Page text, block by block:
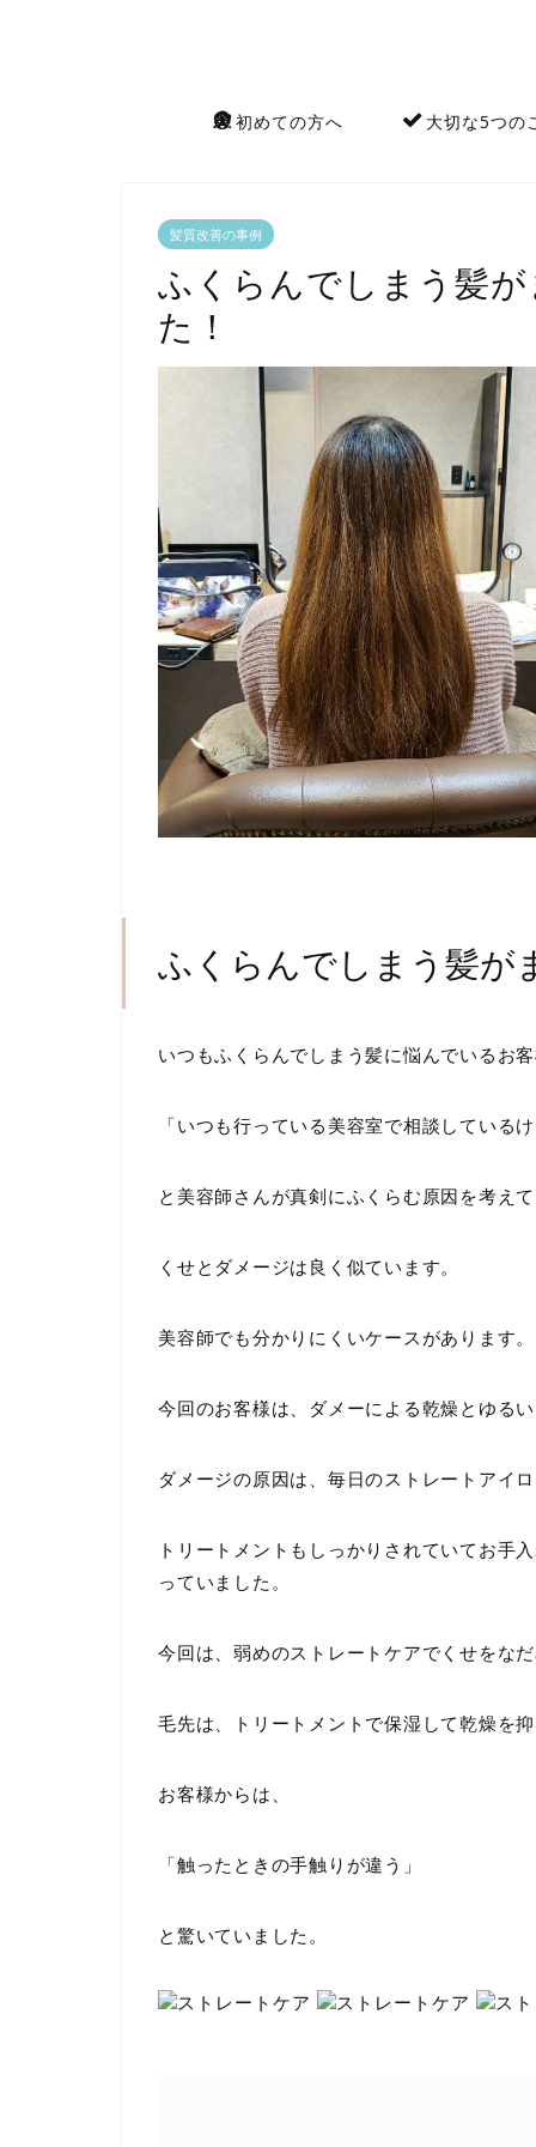
初めての方へ 大切な5つの
髪質改善の事例
ふくらんでしまう髪
た！
ふくらんでしまう髪が
いつもふくらんでしまう髪に悩んでいるお
「いつも行っている美容室で相談している
と美容師さんが真剣にふくらむ原因を考え
くせとダメージは良く似ています。
美容師でも分かりにくいケースがあります。
今回のお客様は、ダメーによる乾燥とゆる
ダメージの原因は、毎日のストレートアイ
トリートメントもしっかりされていてお手
っていました。
今回は、弱めのストレートケアでくせをな
毛先は、トリートメントで保湿して乾燥を
お客様からは、
「触ったときの手触りが違う」
と驚いていました。